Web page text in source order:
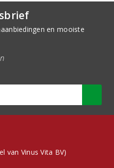
en mooiste
van Vinus Vita BV)